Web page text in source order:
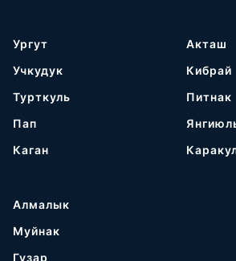
Ургут
Учкудук
Турткуль
Пап
Каган
Акташ
Кибрай
Питнак
Алмалык
Муйнак
Гузар